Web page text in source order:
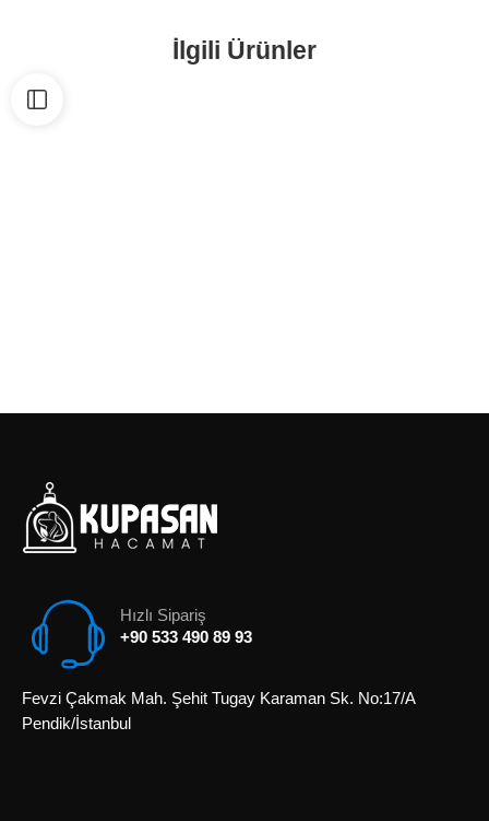
İlgili Ürünler
Hızlı Sipariş
+90 533 490 89 93
Fevzi Çakmak Mah. Şehit Tugay Karaman Sk. No:17/A
Pendik/İstanbul